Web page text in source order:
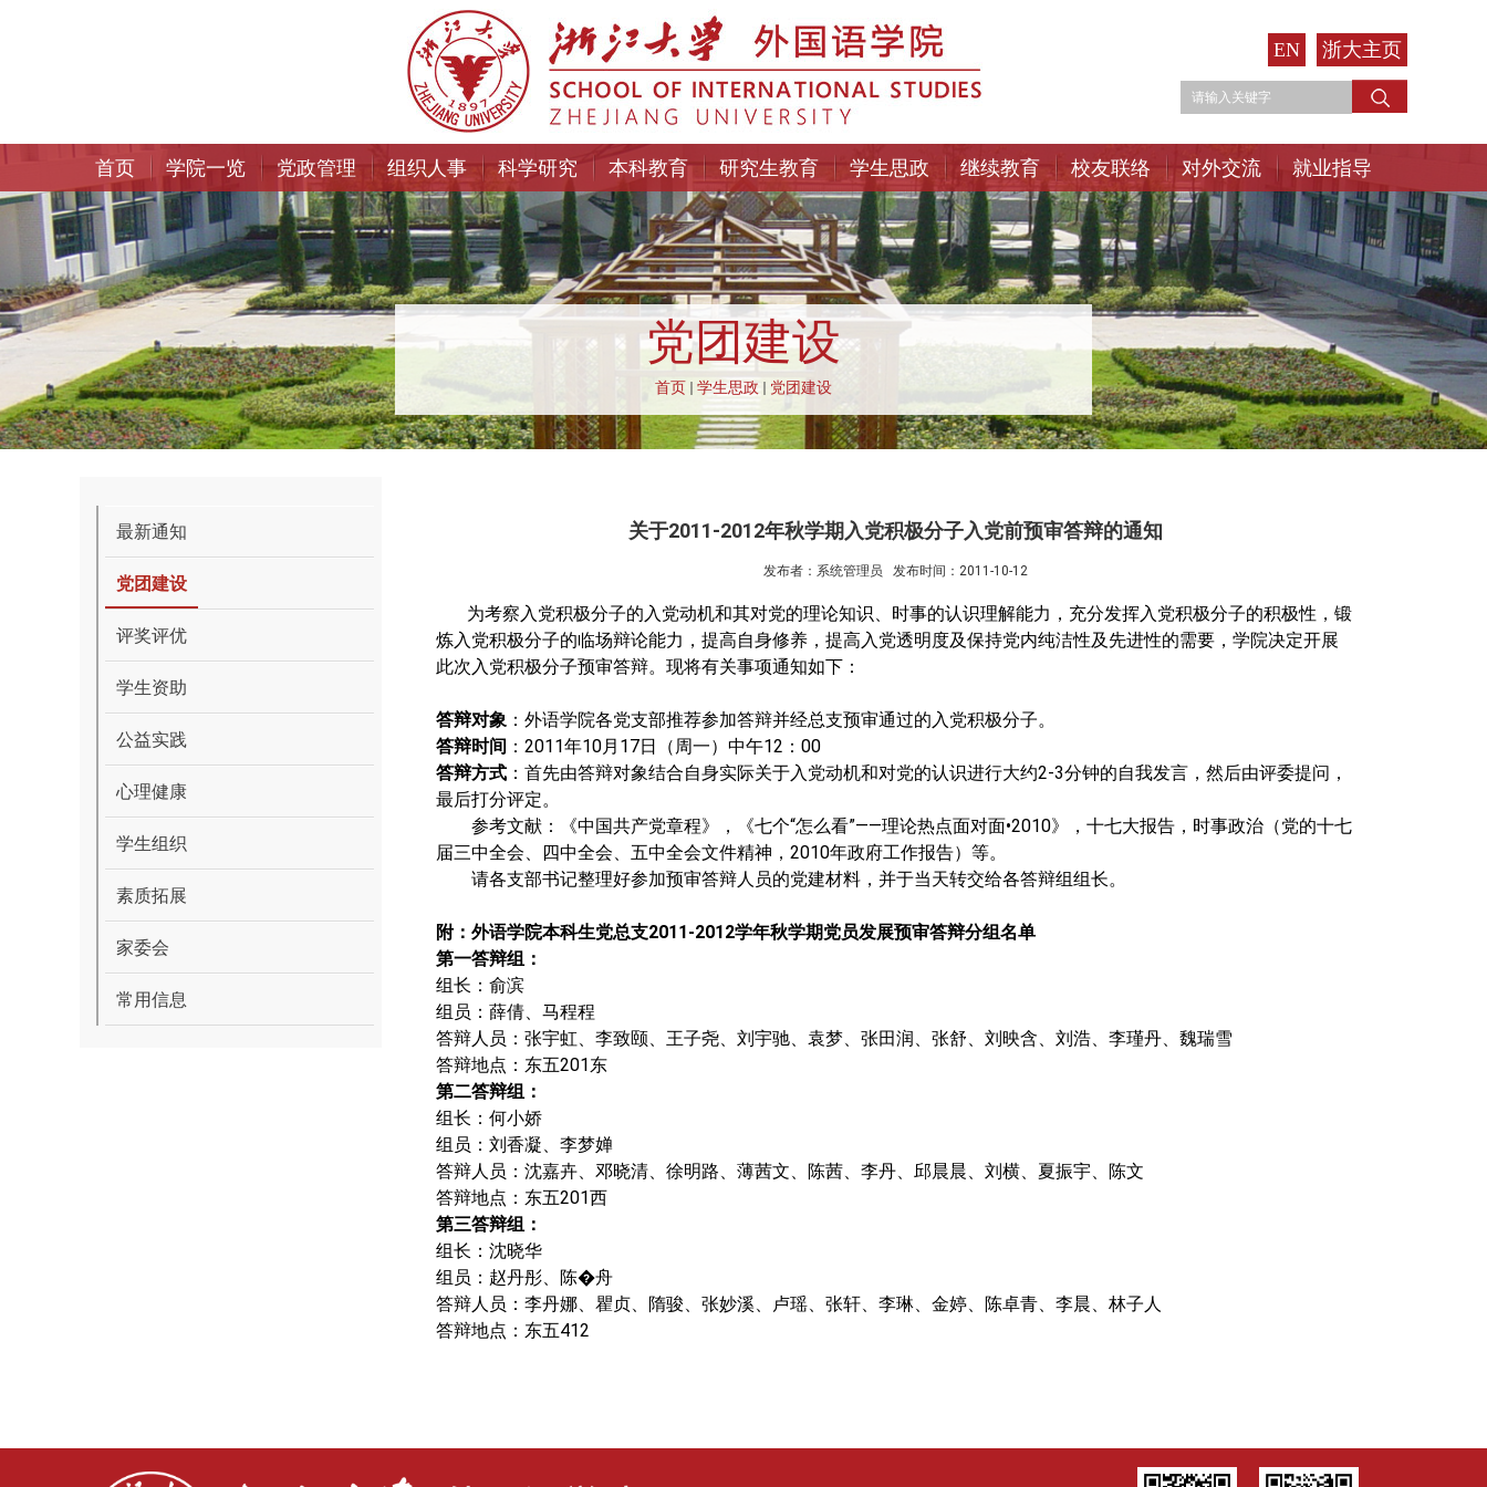
EN 浙大主页
首页 学院一览 党政管理 组织人事 科学研究 本科教育 研究生教育 学生思政 继续教育 校友联络 对外交流 就业指导
党团建设
首页 学生思政 党团建设
最新通知
党团建设
评奖评优
学生资助
公益实践
心理健康
学生组织
素质拓展
家委会
常用信息
关于2011-2012年秋学期入党积极分子入党前预审答辩的通知
发布者：系统管理员 发布时间：2011-10-12
为考察入党积极分子的入党动机和其对党的理论知识、时事的认识理解能力，充分发挥入党积极分子的积极性，锻
炼入党积极分子的临场辩论能力，提高自身修养，提高入党透明度及保持党内纯洁性及先进性的需要，学院决定开展
此次入党积极分子预审答辩。现将有关事项通知如下：
答辩对象 ：外语学院各党支部推荐参加答辩并经总支预审通过的入党积极分子。
答辩时间 ： 2011年10月 17日（周一）中午12 ： 00
答辩方式 ：首先由答辩对象结合自身实际关于入党动机和对党的认识进行大约2-3分钟的自我发言，然后由评委提问，
最后打分评定。
参考文献：
《中国共产党章程》，《七个“怎么看”——理论热点面对面•2010》，十七大报告，时事政治（党的十七
届三中全会、四中全会、五中全会文件精神， 2010年政府工作报告）等。
请各支部书记整理好参加预审答辩人员的党建材料，并于当天转交给各答辩组组长。
附：外语学院本科生党总支2011-2012学年秋学期党员发展预审答辩分组名单
第一答辩组：
组长：俞滨
组员：薛倩、马程程
答辩人员：张宇虹、李致颐、王子尧、刘宇驰、袁梦、张田润、张舒、刘映含、刘浩、李瑾丹、魏瑞雪
答辩地点：东五201东
第二答辩组：
组长：何小娇
组员： 刘香凝、李梦婵
答辩人员：沈嘉卉、邓晓清、徐明路、薄茜文、陈茜、李丹、邱晨晨、刘横、夏振宇、陈文
答辩地点：东五201西
第三答辩组：
组长：沈晓华
组员：赵丹彤、陈�舟
答辩人员：李丹娜、瞿贞、隋骏、张妙溪、卢瑶、张轩、李琳、金婷、陈卓青、李晨、林子人
答辩地点：东五412